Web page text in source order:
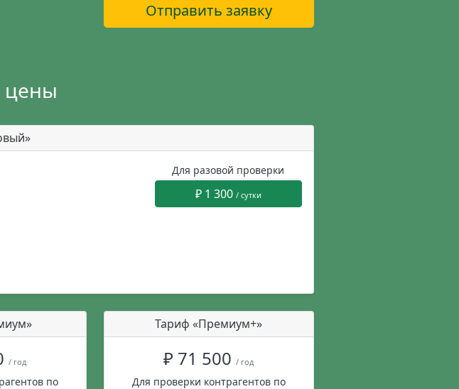
Отправить заявку
цены
Для разовой проверки
₽ 1 300 / сутки
/ год
по
Тариф «Премиум+»
₽ 71 500/ год
Для проверки контрагентов по